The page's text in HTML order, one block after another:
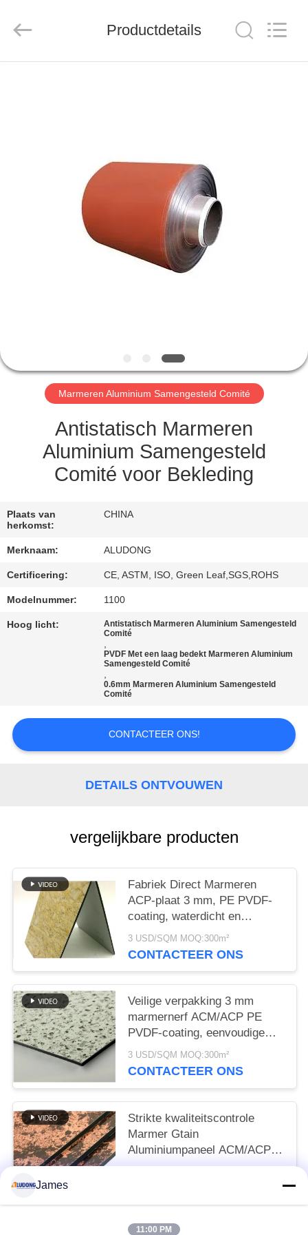
FABRIEKSTOUR
KWALITEITSCONTROLE
MET
ONS
NIEUWS
VRAAG
EEN
OFFERTE
SITEMAP
PRIVACYBELEID
Co.,
Reserved.
Productdetails
Marmeren Aluminium Samengesteld Comité
Antistatisch Marmeren
Aluminium Samengesteld
Comité voor Bekleding
Plaats van
herkomst:
CHINA
Merknaam: ALUDONG
Certificering: CE, ASTM, ISO, Green Leaf,SGS,ROHS
Modelnummer: 1100
Hoog licht:
Antistatisch Marmeren Aluminium Samengesteld
Comité
,
PVDF Met een laag bedekt Marmeren Aluminium
Samengesteld Comité
,
0.6mm Marmeren Aluminium Samengesteld
Comité
CONTACTEER ONS!
DETAILS ONTVOUWEN
vergelijkbare producten
Fabriek Direct Marmeren
ACP-plaat 3 mm, PE PVDF-
coating, waterdicht en
krasbestendig voor villa
buitenmuur Snelle verzending
3 USD/SQM MOQ:300m²
CONTACTEER ONS
Veilige verpakking 3 mm
marmernerf ACM/ACP PE
PVDF-coating, eenvoudige
reiniging en krasbestendig
voor keukenachterwand op
3 USD/SQM MOQ:300m²
CONTACTEER ONS
Strikte kwaliteitscontrole
Marmer Gtain
Aluminiumpaneel ACM/ACP
1250*2500mm,
James
11:00 PM